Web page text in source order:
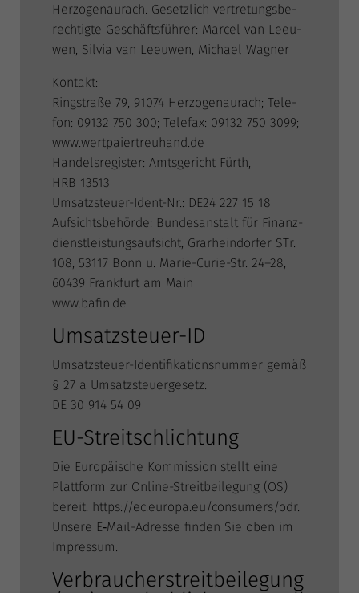
Her­zo­gen­au­rach. Gesetz­lich ver­tre­tungs­be­
rech­tig­te Geschäfts­füh­rer: Mar­cel van Lee­u­
wen, Sil­via van Lee­u­wen, Micha­el Wagner
Kon­takt:
Ring­stra­ße 79, 91074 Her­zo­gen­au­rach; Tele­
fon: 09132 750 300; Tele­fax: 09132 750 3099;
www.wertpaiertreuhand.de
Han­dels­re­gis­ter: Amts­ge­richt Fürth,
HRB 13513
Umsatz­steu­er-Ident-Nr.: DE24 227 15 18
Auf­sichts­be­hör­de: Bun­des­an­stalt für Finanz­
dienst­leis­tungs­auf­sicht, Grar­hein­dor­fer STr.
108, 53117 Bonn u. Marie-Curie-Str. 24–28,
60439 Frank­furt am Main
www.bafin.de
Umsatzsteuer-ID
Umsatz­steu­er-Iden­ti­fi­ka­ti­ons­num­mer gemäß
§ 27 a Umsatzsteuergesetz:
DE 30 914 54 09
EU-Streitschlichtung
Die Euro­päi­sche Kom­mis­si­on stellt eine
Platt­form zur Online-Streit­bei­le­gung (OS)
bereit: https://ec.europa.eu/consumers/odr.
Unse­re E‑Mail-Adres­se fin­den Sie oben im
Impressum.
Verbraucherstreitbeilegung